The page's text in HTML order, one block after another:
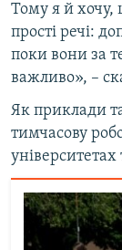
Тому я й хочу,
прості речі:
поки вони за
важливо», –
Як приклади
тимчасову